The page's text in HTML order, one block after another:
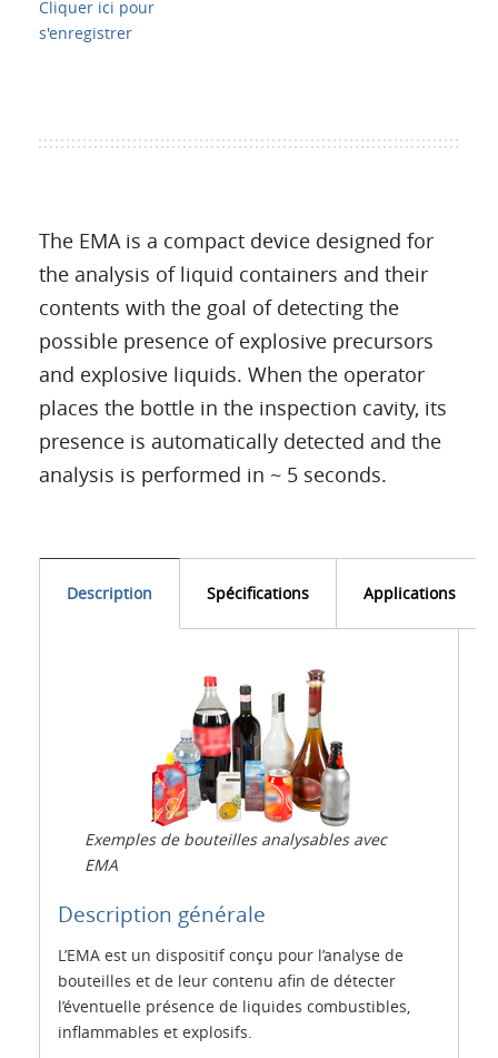
Cliquer ici pour
s'enregistrer
The EMA is a compact device designed for
the analysis of liquid containers and their
contents with the goal of detecting the
possible presence of explosive precursors
and explosive liquids. When the operator
places the bottle in the inspection cavity, its
presence is automatically detected and the
analysis is performed in ~ 5 seconds.
Description Spécifications Applications
Exemples de bouteilles analysables avec
EMA
Description générale
L’EMA est un dispositif conçu pour l’analyse de
bouteilles et de leur contenu afin de détecter
l’éventuelle présence de liquides combustibles,
inflammables et explosifs.